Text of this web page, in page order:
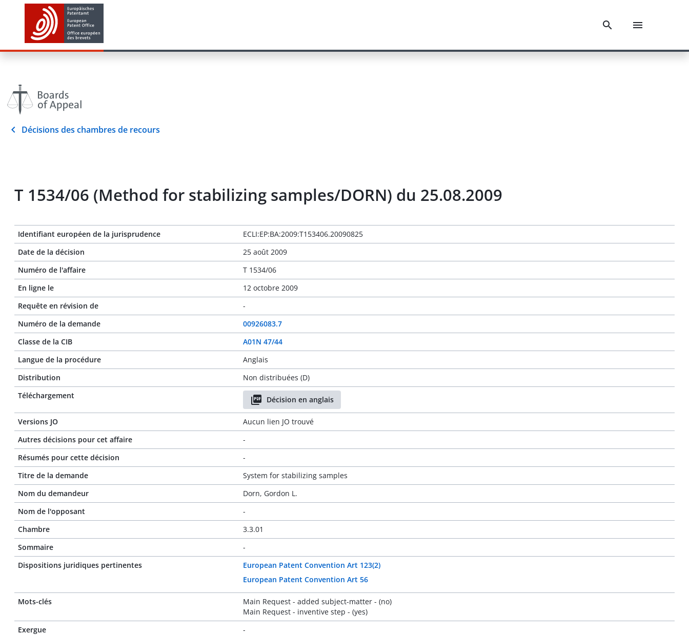
Décisions des chambres de recours
T 1534/06 (Method for stabilizing samples/DORN) du 25.08.2009
Identifiant européen de la jurisprudence
ECLI:EP:BA:2009:T153406.20090825
Date de la décision
25 août 2009
Numéro de l'affaire
T 1534/06
En ligne le
12 octobre 2009
Requête en révision de
-
Numéro de la demande
00926083.7
Classe de la CIB
A01N 47/44
Langue de la procédure
Anglais
Distribution
Non distribuées (D)
Téléchargement
Décision en anglais
Versions JO
Aucun lien JO trouvé
Autres décisions pour cet affaire
-
Résumés pour cette décision
-
Titre de la demande
System for stabilizing samples
Nom du demandeur
Dorn, Gordon L.
Nom de l'opposant
-
Chambre
3.3.01
Sommaire
-
Dispositions juridiques pertinentes
European Patent Convention Art 123(2)
European Patent Convention Art 56
Mots-clés
Main Request - added subject-matter - (no)
Main Request - inventive step - (yes)
Exergue
-